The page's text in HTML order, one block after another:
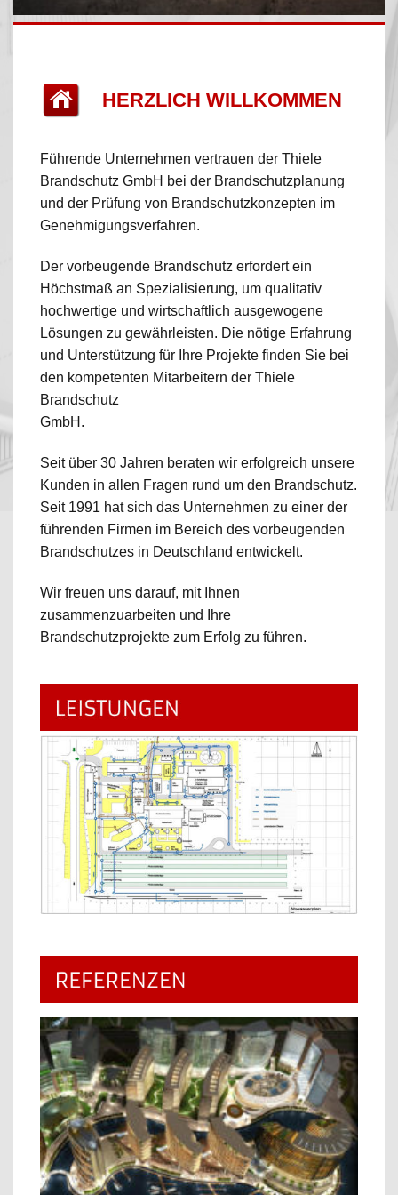
HERZLICH WILLKOMMEN
Führende Unternehmen vertrauen der Thiele
Brandschutz GmbH bei der Brandschutzplanung
und der Prüfung von Brandschutzkonzepten im
Genehmigungsverfahren.
Der vorbeugende Brandschutz erfordert ein
Höchstmaß an Spezialisierung, um qualitativ
hochwertige und wirtschaftlich ausgewogene
Lösungen zu gewährleisten. Die nötige Erfahrung
und Unterstützung für Ihre Projekte finden Sie bei
den kompetenten Mitarbeitern der Thiele
Brandschutz
GmbH.
Seit über 30 Jahren beraten wir erfolgreich unsere
Kunden in allen Fragen rund um den Brandschutz.
Seit 1991 hat sich das Unternehmen zu einer der
führenden Firmen im Bereich des vorbeugenden
Brandschutzes in Deutschland entwickelt.
Wir freuen uns darauf, mit Ihnen
zusammenzuarbeiten und Ihre
Brandschutzprojekte zum Erfolg zu führen.